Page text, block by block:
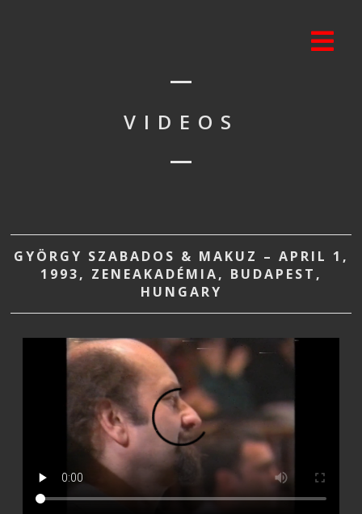
VIDEOS
GYÖRGY SZABADOS & MAKUZ – APRIL 1,
1993, ZENEAKADÉMIA, BUDAPEST,
HUNGARY